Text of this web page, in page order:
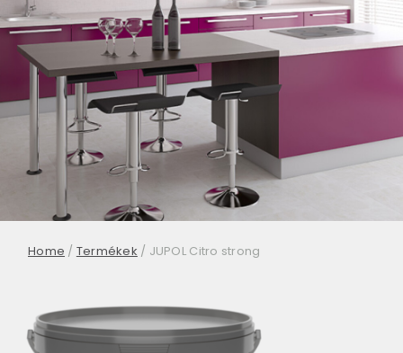
Home / Termékek / JUPOL Citro strong